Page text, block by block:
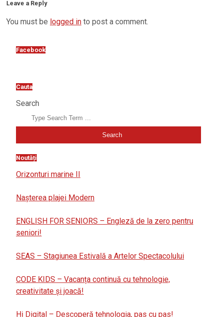
Leave a Reply
You must be logged in to post a comment.
Facebook
Cauta
Search
Noutăți
Orizonturi marine II
Nașterea plajei Modern
ENGLISH FOR SENIORS – Engleză de la zero pentru
seniori!
SEAS – Stagiunea Estivală a Artelor Spectacolului
CODE KIDS – Vacanța continuă cu tehnologie,
creativitate și joacă!
Hi Digital – Descoperă tehnologia, pas cu pas!